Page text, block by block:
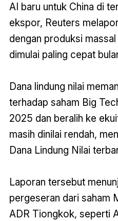
AI baru untuk China di
ekspor, Reuters
dengan produksi
dimulai paling cepat
Dana lindung nilai
terhadap saham Big
2025 dan beralih ke
masih dinilai rendah,
Dana Lindung Nilai
Laporan tersebut
pergeseran dari saham
ADR Tiongkok, seperti